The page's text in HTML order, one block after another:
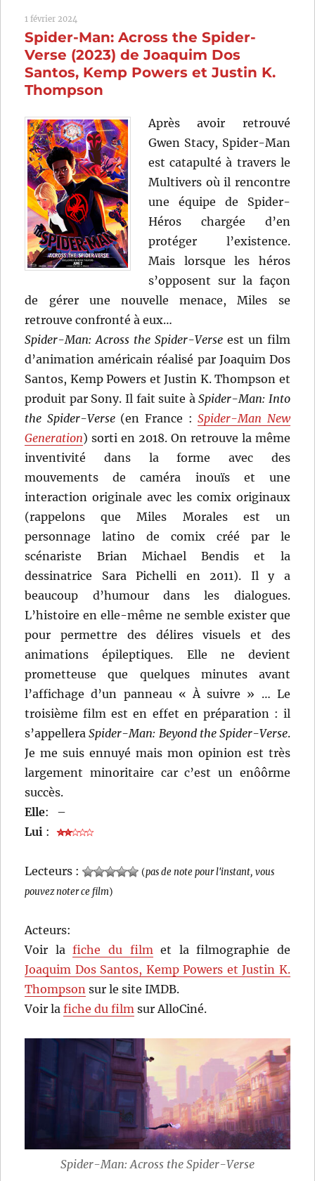
1 février 2024
Spider-Man: Across the Spider-
Verse (2023) de Joaquim Dos
Santos, Kemp Powers et Justin K.
Thompson
Après avoir retrouvé
Gwen Stacy, Spider-Man
est catapulté à travers le
Multivers où il rencontre
une équipe de Spider-
Héros chargée d’en
protéger l’existence.
Mais lorsque les héros
s’opposent sur la façon
de gérer une nouvelle menace, Miles se
retrouve confronté à eux…
Spider-Man: Across the Spider-Verse est un film
d’animation américain réalisé par Joaquim Dos
Santos, Kemp Powers et Justin K. Thompson et
produit par Sony. Il fait suite àSpider-Man: Into
the Spider-Verse(en France :Spider-Man New
Generation) sorti en 2018. On retrouve la même
inventivité dans la forme avec des
mouvements de caméra inouïs et une
interaction originale avec les comix originaux
(rappelons que Miles Morales est un
personnage latino de comix créé par le
scénariste Brian Michael Bendis et la
dessinatrice Sara Pichelli en 2011). Il y a
beaucoup d’humour dans les dialogues.
L’histoire en elle-même ne semble exister que
pour permettre des délires visuels et des
animations épileptiques. Elle ne devient
prometteuse que quelques minutes avant
l’affichage d’un panneau « À suivre » … Le
troisième film est en effet en préparation : il
s’appelleraSpider-Man: Beyond the Spider-Verse.
Je me suis ennuyé mais mon opinion est très
largement minoritaire car c’est un enôôrme
succès.
Elle:
–
Lui :
Lecteurs : (pas de note pour l'instant, vous
pouvez noter ce film)
Acteurs:
Voir lafiche du film et la filmographie de
Joaquim Dos Santos, Kemp Powers et Justin K.
Thompson sur le site IMDB.
Voir lafiche du film sur AlloCiné.
Spider-Man: Across the Spider-Verse